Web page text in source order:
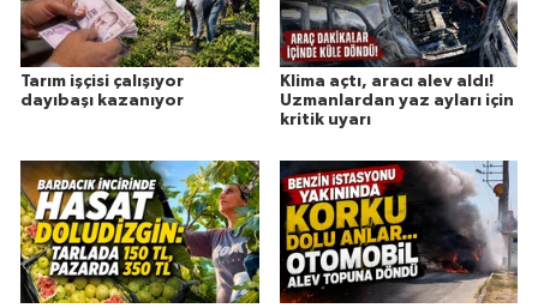
Tarım işçisi çalışıyor
dayıbaşı kazanıyor
Klima açtı, aracı alev aldı!
Uzmanlardan yaz ayları için
kritik uyarı